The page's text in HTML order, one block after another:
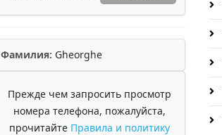
Фамилия: Gheorghe
Прежде чем запросить просмотр
номера телефона, пожалуйста,
прочитайте Правила и политику